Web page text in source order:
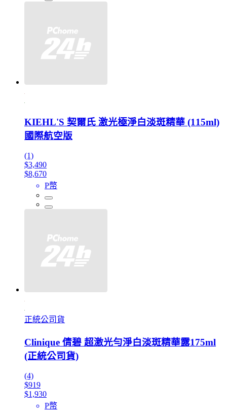
KIEHL'S 契爾氏 激光極淨白淡斑精華 (115ml)
國際航空版
(1)
$3,490
$8,670
P幣
正統公司貨
Clinique 倩碧 超激光勻淨白淡斑精華露175ml
(正統公司貨)
(4)
$919
$1,930
P幣